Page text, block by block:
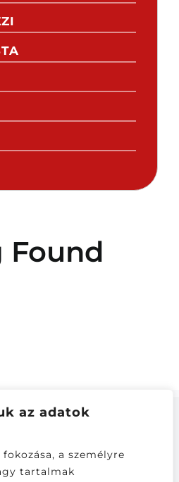
az adatok
a személyre
tartalmak
Found
TÁJÁKOZTATÓ